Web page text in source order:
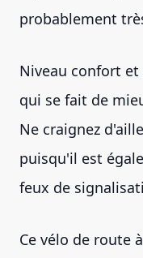
probablement
Niveau confort
qui se fait de
Ne craignez
puisqu'il est
feux de
Ce vélo de route